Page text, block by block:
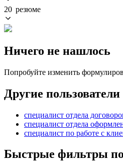
20 резюме
Ничего не нашлось
Попробуйте изменить
Другие
специалист отдела
специалист отдела
специалист по работе с
Быстрые фильтры